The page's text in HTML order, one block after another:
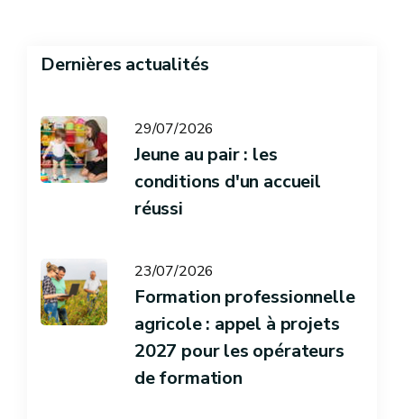
Dernières actualités
29/07/2026
Jeune au pair : les
conditions d'un accueil
réussi
23/07/2026
Formation professionnelle
agricole : appel à projets
2027 pour les opérateurs
de formation